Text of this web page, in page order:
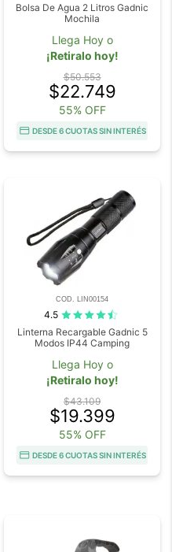
Bolsa De Agua 2 Litros Gadnic
Mochila
Llega Hoy o
¡Retiralo hoy!
$50.553
$22.749
55% OFF
DESDE 6 CUOTAS SIN INTERÉS
COD. LIN00154
4.5
Linterna Recargable Gadnic 5
Modos IP44 Camping
Llega Hoy o
¡Retiralo hoy!
$43.109
$19.399
55% OFF
DESDE 6 CUOTAS SIN INTERÉS